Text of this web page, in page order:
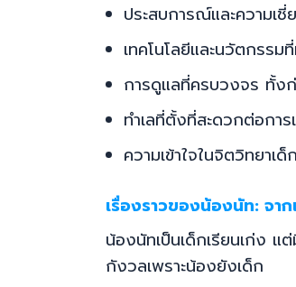
ประสบการณ์และความ
เทคโนโลยีและนวัตกรรม
การดูแลที่ครบวงจร ทั้ง
ทำเลที่ตั้งที่สะดวกต่อการ
ความเข้าใจในจิตวิทยาเ
เรื่องราวของน้องนัท: จา
น้องนัทเป็นเด็กเรียนเก่ง
กังวลเพราะน้องยังเด็ก